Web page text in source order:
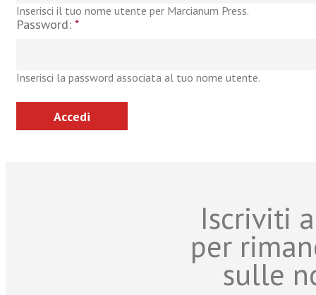
Inserisci il tuo nome utente per Marcianum Press.
Password: *
Inserisci la password associata al tuo nome utente.
Iscriviti
per
sulle